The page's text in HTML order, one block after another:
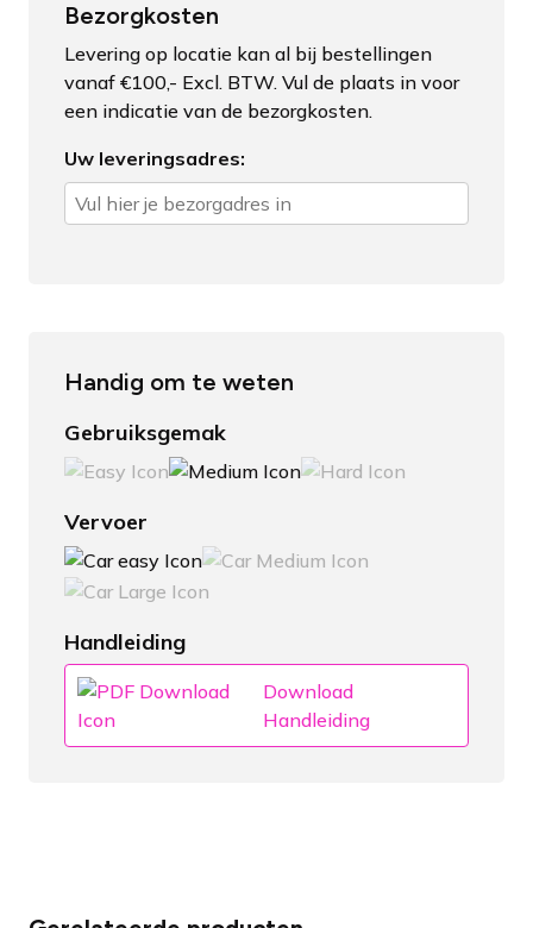
Bezorgkosten
Levering op locatie kan al bij bestellingen
vanaf €100,- Excl. BTW. Vul de plaats in voor
een indicatie van de bezorgkosten.
Uw leveringsadres:
Handig om te weten
Gebruiksgemak
Vervoer
Handleiding
Download
Handleiding